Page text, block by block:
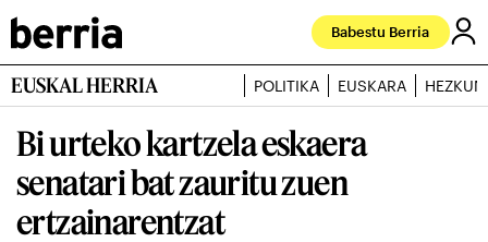
Babestu Berria
EUSKAL HERRIA POLITIKA EUSKARA
Bi urteko kartzela eskaera
senatari bat zauritu zuen
ertzainarentzat